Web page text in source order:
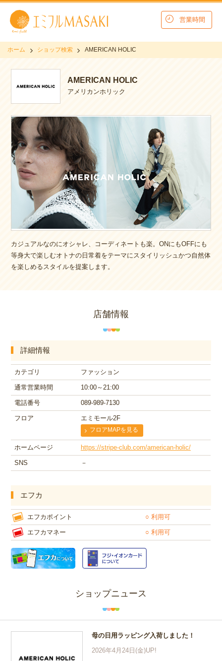
営業時間
ホーム ショップ検索 AMERICAN HOLIC
AMERICAN HOLIC
アメリカンホリック
カジュアルなのにオシャレ、コーディネートも楽。ONにもOFFにも
等身大で楽しむオトナの日常着をテーマにスタイリッシュかつ自然体
を楽しめるスタイルを提案します。
店舗情報
詳細情報
カテゴリ ファッション
通常営業時間 10:00～21:00
電話番号 089-989-7130
フロア エミモール2F
フロアMAPを見る
ホームページ https://stripe-club.com/american-holic/
SNS －
エフカ
エフカポイント ○ 利用可
エフカマネー ○ 利用可
ショップニュース
母の日用ラッピング入荷しました！
2026年4月24日(金)UP!